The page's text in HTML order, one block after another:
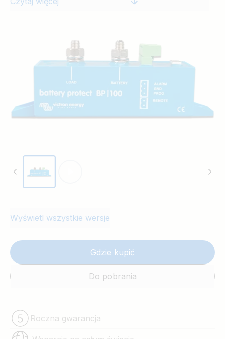
użycia z odbiornikiem energii, akumulator łączy się z
zaciskiem Battery (Akumulator), natomiast w przypadku
użycia z ładowarką, to właśnie ona łączy się z zaciskiem
Wyświetl wszystkie wersje
Gdzie kupić
Do pobrania
Roczna gwarancja